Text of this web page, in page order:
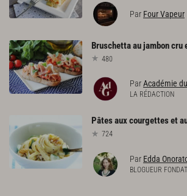
Par Four Vapeur
Bruschettaaujamboncru
480
ParAcadémie
LA RÉDACTION
Pâtesauxcourgetteset
724
Par Edda
BLOGUEUR